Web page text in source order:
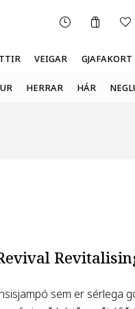
Karfa
VEIGAR GJAFAKORT
HERRAR HÁR
sem er sérlega